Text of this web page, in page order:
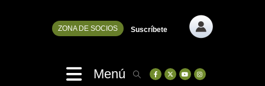
ZONA DE SOCIOS Suscríbete
Menú